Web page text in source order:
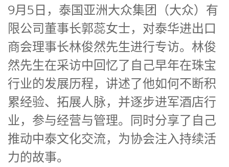
9月5日，泰国亚洲大众集团（大众）有
限公司董事长郭蕊女士，对泰华进出口
商会理事长林俊然先生进行专访。林俊
然先生在采访中回忆了自己早年在珠宝
行业的发展历程，讲述了他如何不断积
累经验、拓展人脉，并逐步进军酒店行
业，参与经营与管理。同时分享了自己
推动中泰文化交流，为协会注入持续活
力的故事。